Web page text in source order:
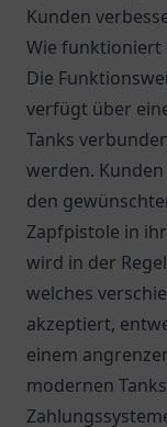
Kunden
Wie funktioniert
Die
verfügt über
Tanks
werden.
den
Zapfpistole in
wird in der
welches
akzeptiert,
einem
modernen